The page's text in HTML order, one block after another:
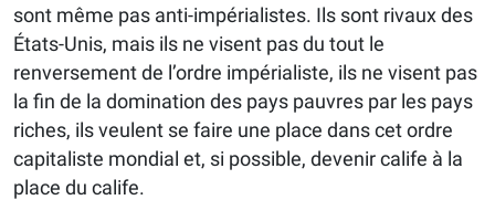
sont même pas anti-impérialistes. Ils sont rivaux des
États-Unis, mais ils ne visent pas du tout le
renversement de l’ordre impérialiste, ils ne visent pas
la fin de la domination des pays pauvres par les pays
riches, ils veulent se faire une place dans cet ordre
capitaliste mondial et, si possible, devenir calife à la
place du calife.